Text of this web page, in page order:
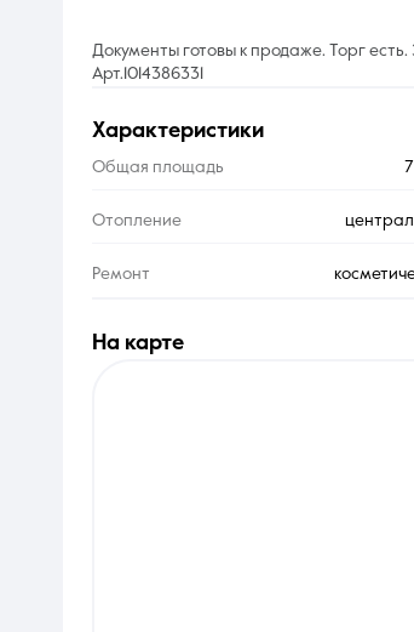
характеристики
Общая площадь
Отопление
Ремонт
Документы готовы к продаже. Торг есть.
Арт.1014386331
на карте